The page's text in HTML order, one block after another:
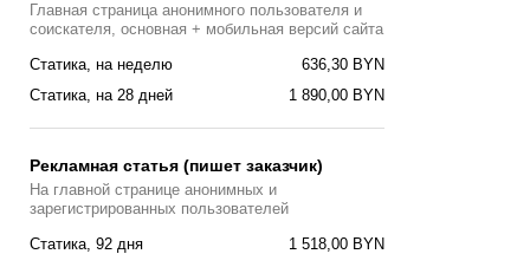
Главная страница анонимного пользователя и
соискателя, основная + мобильная версий сайта
636,30 BYN
Статика, на неделю
1 890,00 BYN
Статика, на 28 дней
Рекламная статья (пишет заказчик)
На главной странице анонимных и
зарегистрированных пользователей
1 518,00 BYN
Статика, 92 дня